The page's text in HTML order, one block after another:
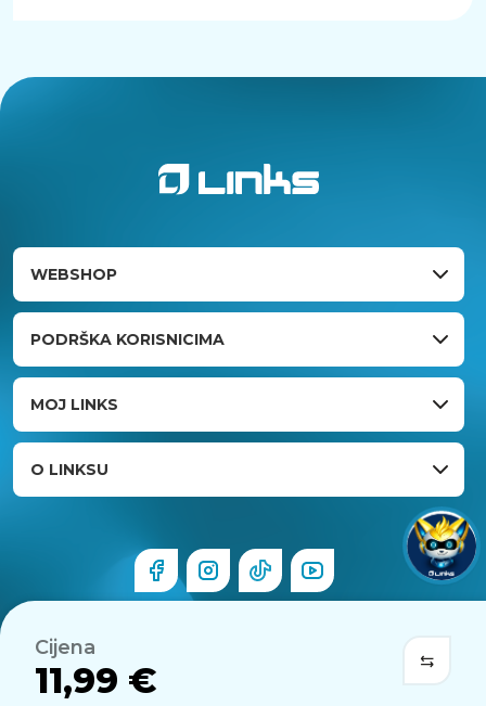
Cijena
11,99 €
WEBSHOP
PODRŠKA KORISNICIMA
MOJ LINKS
O LINKSU